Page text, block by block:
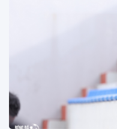
VPF chính thức ra
slogan mới cho hệ
nghiệp quốc gia, mở
trước mùa giải 2026-
HLV Văn Sỹ Sơn:
khát vọng"